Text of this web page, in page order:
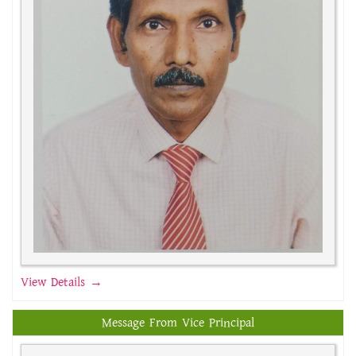
View Details →
Message From Vice Principal